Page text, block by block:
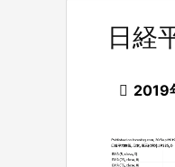
日経
 2019